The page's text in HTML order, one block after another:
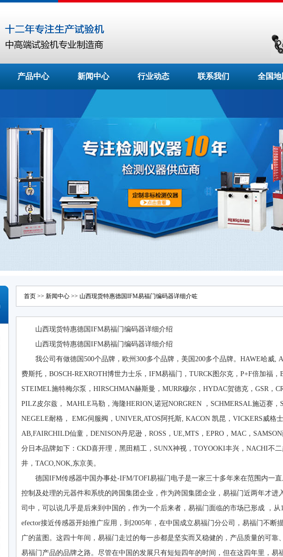
产品中心 新闻中心 行业动态 联系我们 全国地
首页 >> 新闻中心 >> 山西现货特惠德国IFM易福门编码器详细介咗
山西现货特惠德国IFM易福门编码器详细介绍
山西现货特惠德国IFM易福门编码器详细介绍
我公司有做德国500个品牌，欧州300多个品牌，美国200多个品牌。HAWE哈威,
费斯托，BOSCH-REXROTH博世力士乐，IFM易福门，TURCK图尔克，P+F倍加福，
STEIMEL施特梅尔泵，HIRSCHMAN赫斯曼，MURR穆尔，HYDAC贺德克，GSR，
PILZ皮尔兹， MAHLE马勒，海隆HERION,诺冠NORGREN ，SCHMERSAL施迈赛，
NEGELE耐格， EMG伺服阀，UNIVER,ATOS阿托斯, KACON 凯昆，VICKERS威格
AB,FAIRCHILD仙童，DENISON丹尼逊，ROSS，UE,MTS，EPRO，MAC，
分日本品牌如下：CKD喜开理，黑田精工，SUNX神视，TOYOOKI丰兴，NACHI不
井，TACO,NOK,东京美。
德国IFM传感器中国办事处-IFM/TOFI易福门电子是一家三十多年来在范围内一
控制及处理的元器件和系统的跨国集团企业，作为跨国集团企业，易福门近两年才进
司中，可以说几乎是后来到中国的，作为一个后来者，易福门面临的市场已形成 ，从
efector接近传感器开始推广应用，到2005年，在中国成立易福门分公司，易福门不断
广的蓝图。这四十年间，易福门走过的每一步都是坚实而又稳健的，产品质量的可靠
易福门产品的品牌之路。尽管在中国的发展只有短短四年的时间，但在这四年里，易